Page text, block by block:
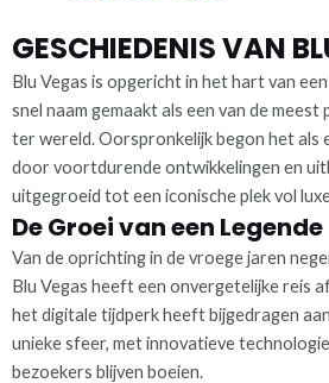
GESCHIEDENIS VAN
Blu Vegas is opgericht in het hart van
snel naam gemaakt als een van de
ter wereld. Oorspronkelijk begon het als
door voortdurende ontwikkelingen en
uitgegroeid tot een iconische plek vol
De Groei van een Legende
Van de oprichting in de vroege jaren
Blu Vegas heeft een onvergetelijke reis
het digitale tijdperk heeft bijgedragen
unieke sfeer, met innovatieve
bezoekers blijven boeien.